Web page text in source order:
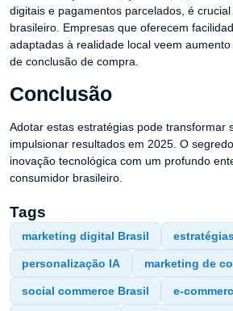
digitais e pagamentos parcelados, é
brasileiro. Empresas que oferecem
adaptadas à realidade local veem
de conclusão de compra.
Conclusão
Adotar estas estratégias pode transformar
impulsionar resultados em 2025. O
inovação tecnológica com um profundo
consumidor brasileiro.
Tags
marketing digital Brasil
personalização IA marketing de
social commerce Brasil e-